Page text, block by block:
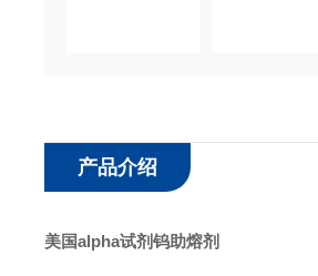
产品介绍
美国alpha试剂钨助熔剂